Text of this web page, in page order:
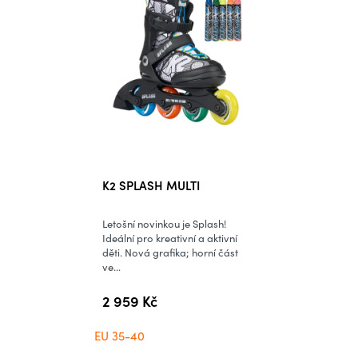
K2 SPLASH MULTI
2 959 Kč
Letošní novinkou je Splash!
Ideální pro kreativní a aktivní
děti. Nová grafika; horní část
ve...
EU 35-40